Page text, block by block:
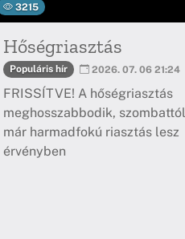
3215
Hőségriasztás
Populáris hír 2026. 07. 06 21:24
FRISSÍTVE! A hőségriasztás
meghosszabbodik, szombattól
már harmadfokú riasztás lesz
érvényben